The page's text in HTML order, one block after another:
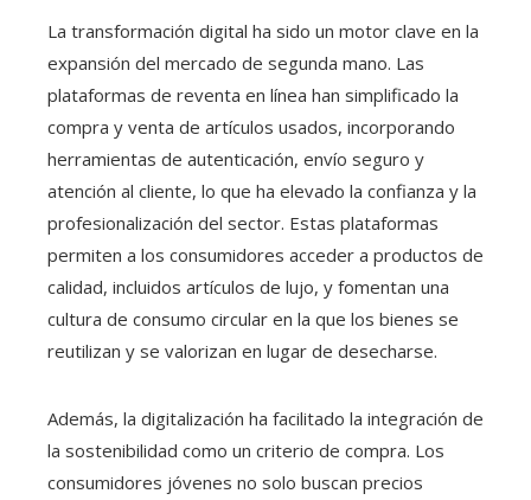
La transformación digital ha sido un motor clave en la
expansión del mercado de segunda mano. Las
plataformas de reventa en línea han simplificado la
compra y venta de artículos usados, incorporando
herramientas de autenticación, envío seguro y
atención al cliente, lo que ha elevado la confianza y la
profesionalización del sector. Estas plataformas
permiten a los consumidores acceder a productos de
calidad, incluidos artículos de lujo, y fomentan una
cultura de consumo circular en la que los bienes se
reutilizan y se valorizan en lugar de desecharse.
Además, la digitalización ha facilitado la integración de
la sostenibilidad como un criterio de compra. Los
consumidores jóvenes no solo buscan precios